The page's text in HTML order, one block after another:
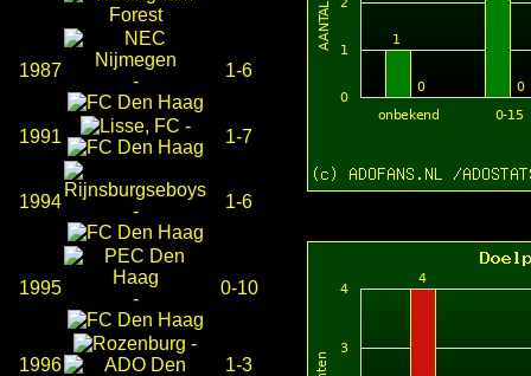
1987
-
1-6
1991
-
1-7
1994 - 1-6
1995
-
0-10
1996
-
1-3